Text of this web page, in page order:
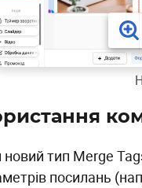
тип Merge
посилань